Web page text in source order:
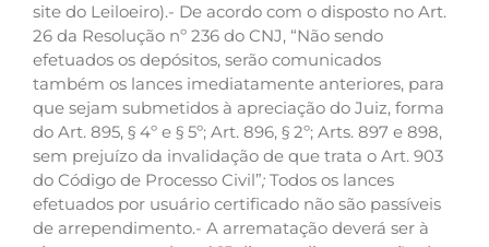
site do Leiloeiro).- De acordo com o disposto no Art.
26 da Resolução nº 236 do CNJ, “Não sendo
efetuados os depósitos, serão comunicados
também os lances imediatamente anteriores, para
que sejam submetidos à apreciação do Juiz, forma
do Art. 895, § 4º e § 5º; Art. 896, § 2º; Arts. 897 e 898,
sem prejuízo da invalidação de que trata o Art. 903
do Código de Processo Civil”; Todos os lances
efetuados por usuário certificado não são passíveis
de arrependimento.- A arrematação deverá ser à